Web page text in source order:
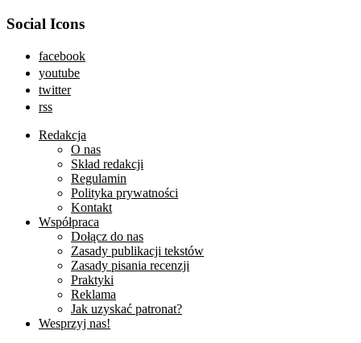
Social Icons
facebook
youtube
twitter
rss
Redakcja
O nas
Skład redakcji
Regulamin
Polityka prywatności
Kontakt
Współpraca
Dołącz do nas
Zasady publikacji tekstów
Zasady pisania recenzji
Praktyki
Reklama
Jak uzyskać patronat?
Wesprzyj nas!